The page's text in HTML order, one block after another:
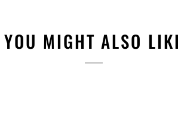
YOU MIGHT ALSO